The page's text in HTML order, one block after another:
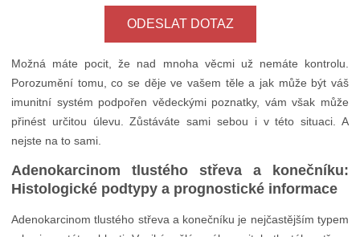
ODESLAT DOTAZ
Možná máte pocit, že nad mnoha věcmi už nemáte kontrolu.
Porozumění tomu, co se děje ve vašem těle a jak může být váš
imunitní systém podpořen vědeckými poznatky, vám však může
přinést určitou úlevu. Zůstáváte sami sebou i v této situaci. A
nejste na to sami.
Adenokarcinom tlustého střeva a konečníku:
Histologické podtypy a prognostické informace
Adenokarcinom tlustého střeva a konečníku je nejčastějším typem